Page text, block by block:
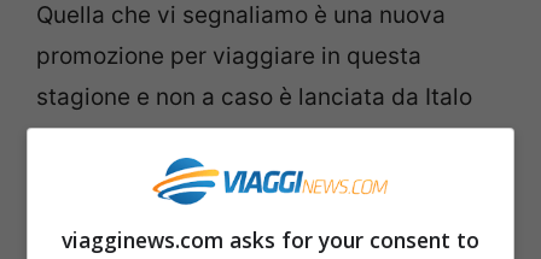
Quella che vi segnaliamo è una nuova
promozione per viaggiare in questa
stagione e non a caso è lanciata da Italo
con il codice “AUTUNNO“. Viene applicato
sconto fino al 30%suibiglietti per i
viagginews.com asks for your consent to